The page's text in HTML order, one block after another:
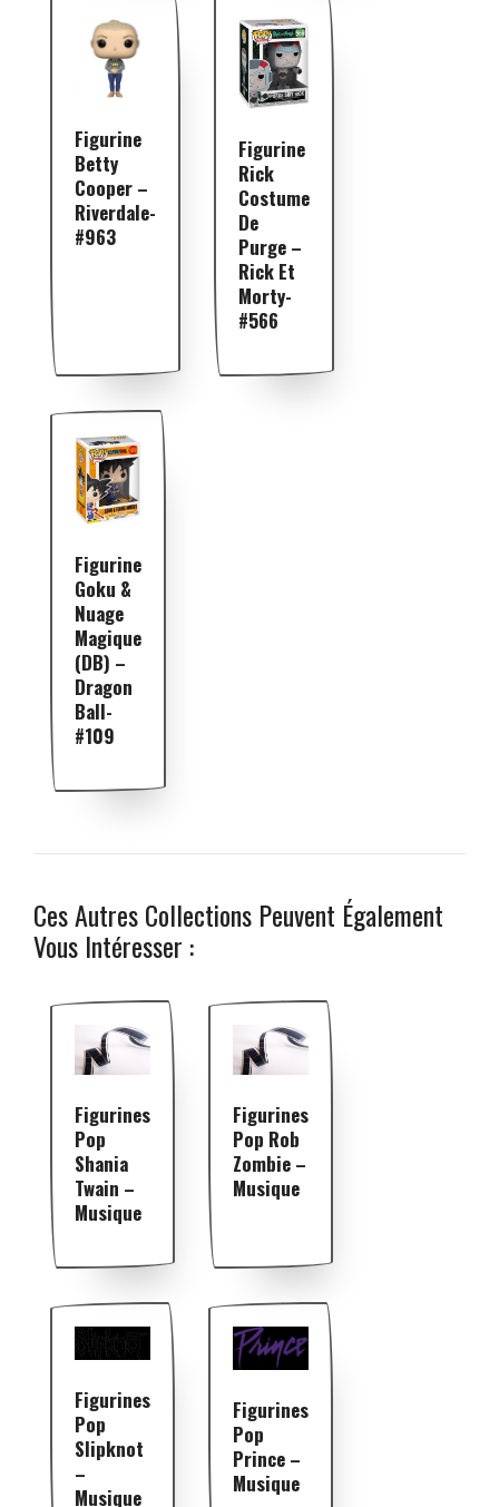
Figurine
Betty
Cooper –
Riverdale-
#963
Figurine
Rick
Costume
De
Purge –
Rick Et
Morty-
#566
Figurine
Goku &
Nuage
Magique
(DB) –
Dragon
Ball-
#109
Ces Autres Collections Peuvent Également
Vous Intéresser :
Figurines
Pop
Shania
Twain –
Musique
Figurines
Pop Rob
Zombie –
Musique
Figurines
Pop
Slipknot
–
Musique
Figurines
Pop
Prince –
Musique